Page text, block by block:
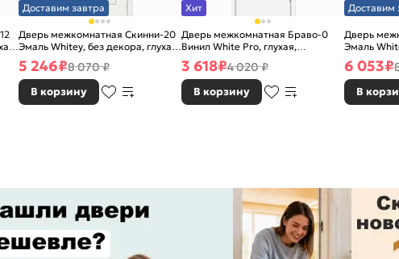
Доставим завтра
Дверь межкомнатная Скинни-20
Эмаль Whitey, без декора, глухая,
без стекла, без кромки, скиновая
5 246₽8 070 ₽
В корзину
Хит
Дверь межкомнатная Браво-0
Винил White Pro, глухая,
каркасно-щитовая
3 618₽4 020 ₽
В корзину
Доставим
Дверь
Эмаль
без
6 053₽
В